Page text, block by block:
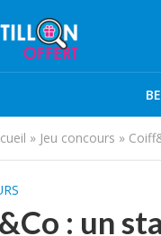
» Jeu concours »
: un